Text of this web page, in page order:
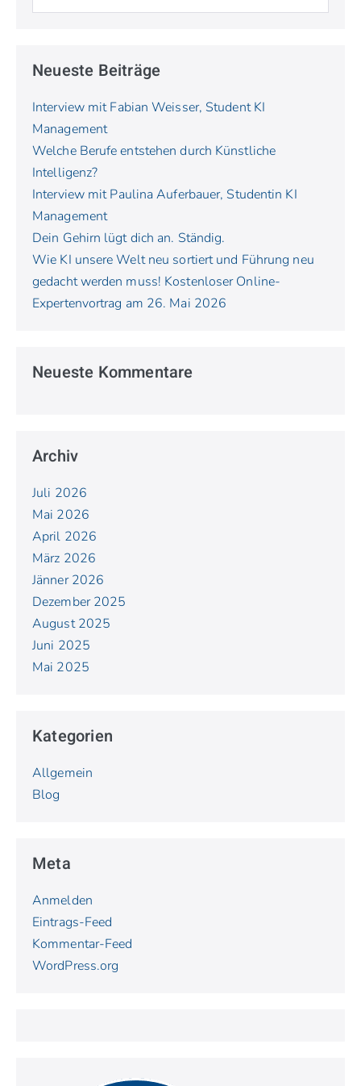
Neueste Beiträge
Interview mit Fabian Weisser, Student KI
Management
Welche Berufe entstehen durch Künstliche
Intelligenz?
Interview mit Paulina Auferbauer, Studentin KI
Management
Dein Gehirn lügt dich an. Ständig.
Wie KI unsere Welt neu sortiert und Führung neu
gedacht werden muss! Kostenloser Online-
Expertenvortrag am 26. Mai 2026
Neueste Kommentare
Archiv
Juli 2026
Mai 2026
April 2026
März 2026
Jänner 2026
Dezember 2025
August 2025
Juni 2025
Mai 2025
Kategorien
Allgemein
Blog
Meta
Anmelden
Eintrags-Feed
Kommentar-Feed
WordPress.org